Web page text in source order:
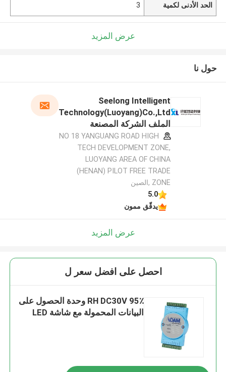
الحد الأدنى لكمية 3
عرض المزيد
حول نا
Seelong Intelligent
Technology(Luoyang)Co.,Ltd
الملف الشركة المصنعة
NO 18 YANGUANG ROAD HIGH
TECH DEVELOPMENT ZONE,
LUOYANG AREA OF CHINA
(HENAN) PILOT FREE TRADE
ZONE ,الصين
5.0
يدقّق ممون
عرض المزيد
احصل على افضل سعر ل
95٪ RH DC30V وحدة الحصول على
البيانات المحمولة مع شاشة LED